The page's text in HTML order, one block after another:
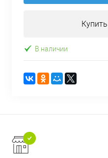
В наличии